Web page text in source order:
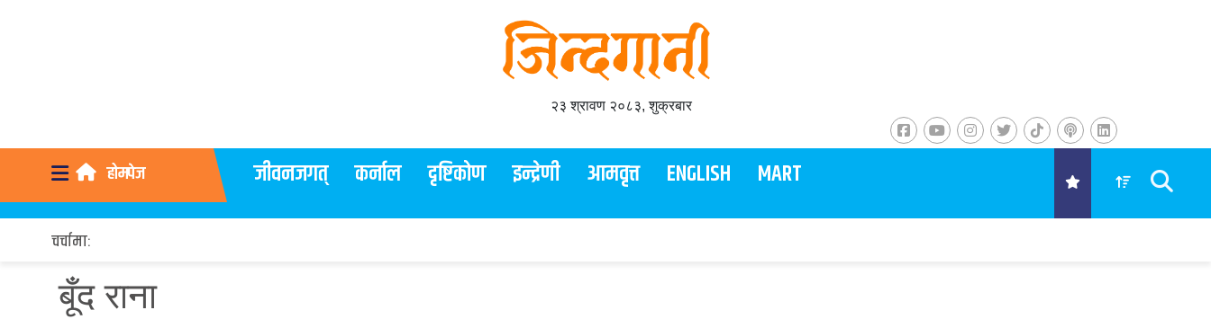
२३ श्रावण २०८३, शुक्रबार
होमपेज जीवनजगत् कर्नाल दृष्टिकोण इन्द्रेणी आमवृत्त ENGLISH MART
चर्चामा:
बूँद राना